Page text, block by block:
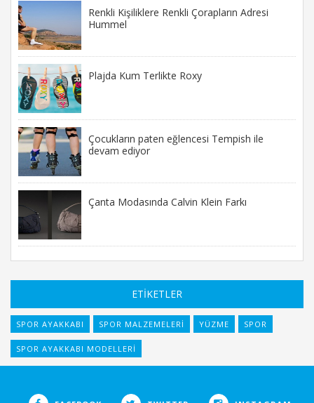
Renkli Kişiliklere Renkli Çorapların Adresi
Hummel
Plajda Kum Terlikte Roxy
Çocukların paten eğlencesi Tempish ile
devam ediyor
Çanta Modasında Calvin Klein Farkı
ETİKETLER
SPOR AYAKKABI SPOR MALZEMELERI YÜZME SPOR
SPOR AYAKKABI MODELLERI